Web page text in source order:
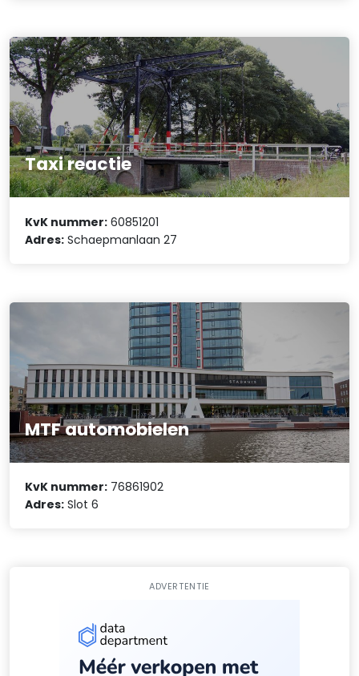
Taxi reactie
KvK nummer: 60851201
Adres: Schaepmanlaan 27
MTF automobielen
KvK nummer: 76861902
Adres: Slot 6
ADVERTENTIE